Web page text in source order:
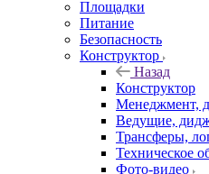
Площадки
Питание
Безопасность
Конструктор
Назад
Конструктор
Менеджмент,
Ведущие,
Трансферы,
Техническое
Фото-видео